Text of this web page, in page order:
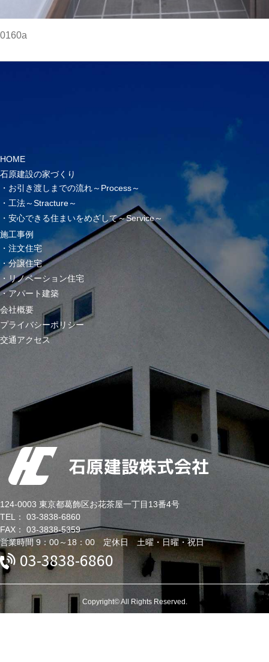
0160a
HOME
石原建設の家づくり
お引き渡しまでの流れ～Process～
工法～Stracture～
安心できる住まいをめざして～Service～
施工事例
注文住宅
分譲住宅
リノベーション住宅
アパート建築
会社概要
プライバシーポリシー
交通アクセス
124-0003 東京都葛飾区お花茶屋一丁目13番4号
TEL： 03-3838-6860
FAX： 03-3838-5359
営業時間 9：00～18：00 定休日 土曜・日曜・祝日
03-3838-6860
Copyright© All Rights Reserved.